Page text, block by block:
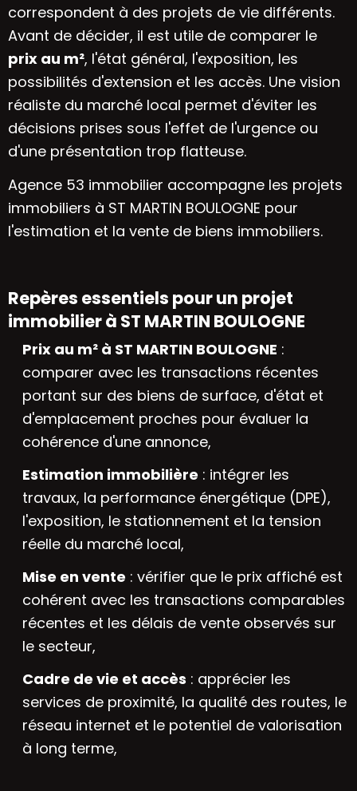
correspondent à des projets de vie différents.
Avant de décider, il est utile de comparer le
prix au m², l'état général, l'exposition, les
possibilités d'extension et les accès. Une vision
réaliste du marché local permet d'éviter les
décisions prises sous l'effet de l'urgence ou
d'une présentation trop flatteuse.
Agence 53 immobilier accompagne les projets
immobiliers à ST MARTIN BOULOGNE pour
l'estimation et la vente de biens immobiliers.
Repères essentiels pour un projet
immobilier à ST MARTIN BOULOGNE
Prix au m² à ST MARTIN BOULOGNE :
comparer avec les transactions récentes
portant sur des biens de surface, d'état et
d'emplacement proches pour évaluer la
cohérence d'une annonce,
Estimation immobilière : intégrer les
travaux, la performance énergétique (DPE),
l'exposition, le stationnement et la tension
réelle du marché local,
Mise en vente : vérifier que le prix affiché est
cohérent avec les transactions comparables
récentes et les délais de vente observés sur
le secteur,
Cadre de vie et accès : apprécier les
services de proximité, la qualité des routes, le
réseau internet et le potentiel de valorisation
à long terme,